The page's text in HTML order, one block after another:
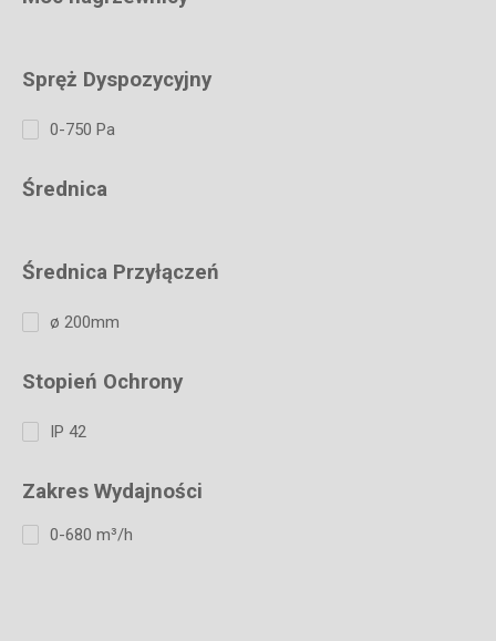
Spręż Dyspozycyjny
0-750 Pa
Średnica
Średnica Przyłączeń
ø 200mm
Stopień Ochrony
IP 42
Zakres Wydajności
0-680 m³/h